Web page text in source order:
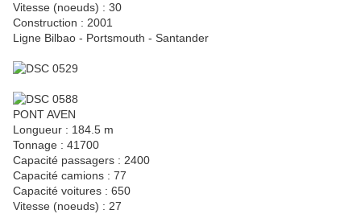
Vitesse (noeuds) : 30
Construction : 2001
Ligne Bilbao - Portsmouth - Santander
PONT AVEN
Longueur : 184.5 m
Tonnage : 41700
Capacité passagers : 2400
Capacité camions : 77
Capacité voitures : 650
Vitesse (noeuds) : 27